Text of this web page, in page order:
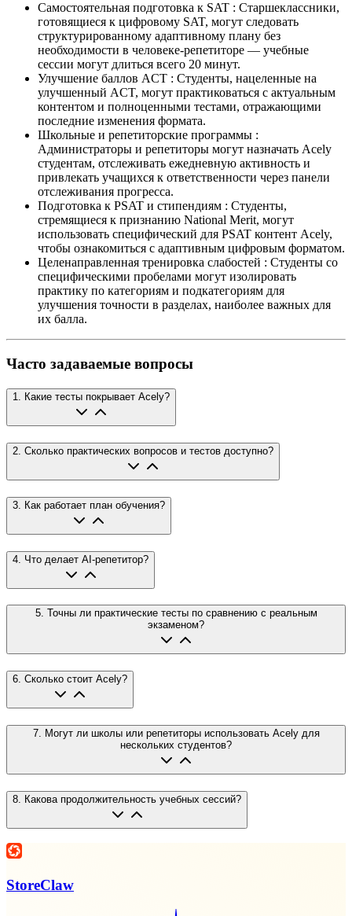
Самостоятельная подготовка к SAT : Старшеклассники,
готовящиеся к цифровому SAT, могут следовать
структурированному адаптивному плану без
необходимости в человеке-репетиторе — учебные
сессии могут длиться всего 20 минут.
Улучшение баллов ACT : Студенты, нацеленные на
улучшенный ACT, могут практиковаться с актуальным
контентом и полноценными тестами, отражающими
последние изменения формата.
Школьные и репетиторские программы :
Администраторы и репетиторы могут назначать Acely
студентам, отслеживать ежедневную активность и
привлекать учащихся к ответственности через панели
отслеживания прогресса.
Подготовка к PSAT и стипендиям : Студенты,
стремящиеся к признанию National Merit, могут
использовать специфический для PSAT контент Acely,
чтобы ознакомиться с адаптивным цифровым форматом.
Целенаправленная тренировка слабостей : Студенты со
специфическими пробелами могут изолировать
практику по категориям и подкатегориям для
улучшения точности в разделах, наиболее важных для
их балла.
Часто задаваемые вопросы
1. Какие тесты покрывает Acely?
2. Сколько практических вопросов и тестов доступно?
3 Как работает план обучения?
4 Что делает AI-репетитор?
5. Точны ли практические тесты по сравнению с реальным
экзаменом?
6. Сколько стоит Acely?
7.
Могут ли школы или репетиторы использовать Acely для
нескольких студентов?
8 Какова продолжительность учебных сессий?
StoreClaw